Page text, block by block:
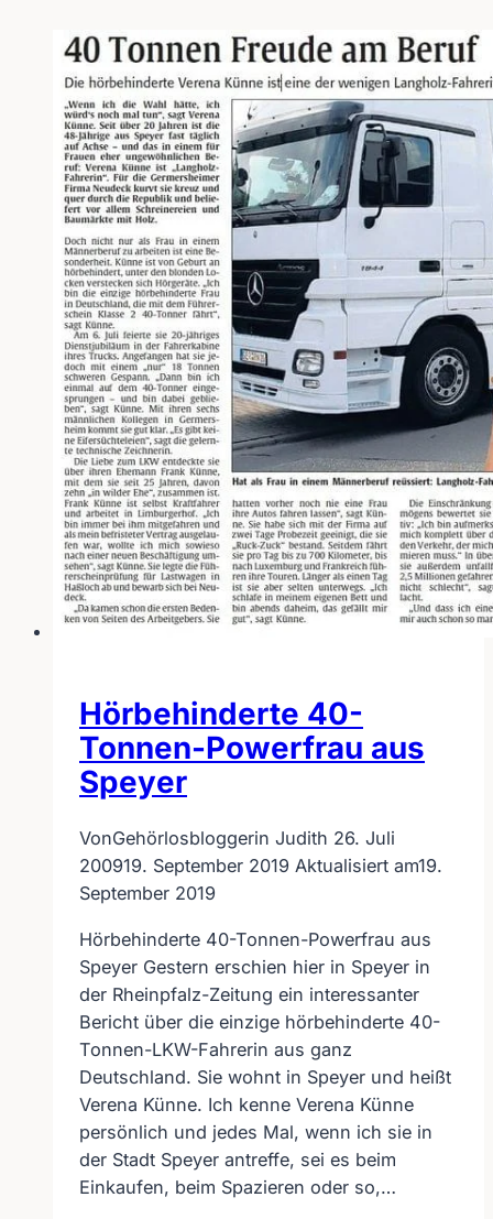
Hörbehinderte 40-
Tonnen-Powerfrau aus
Speyer
VonGehörlosbloggerin Judith 26. Juli
200919. September 2019 Aktualisiert am19.
September 2019
Hörbehinderte 40-Tonnen-Powerfrau aus
Speyer Gestern erschien hier in Speyer in
der Rheinpfalz-Zeitung ein interessanter
Bericht über die einzige hörbehinderte 40-
Tonnen-LKW-Fahrerin aus ganz
Deutschland. Sie wohnt in Speyer und heißt
Verena Künne. Ich kenne Verena Künne
persönlich und jedes Mal, wenn ich sie in
der Stadt Speyer antreffe, sei es beim
Einkaufen, beim Spazieren oder so,…